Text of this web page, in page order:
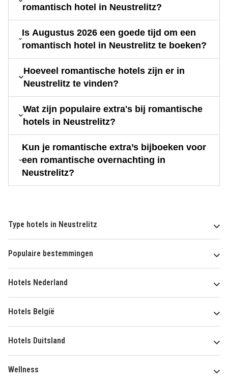
romantisch hotel in Neustrelitz?
Is Augustus 2026 een goede tijd om een
romantisch hotel in Neustrelitz te boeken?
Hoeveel romantische hotels zijn er in
Neustrelitz te vinden?
Wat zijn populaire extra's bij romantische
hotels in Neustrelitz?
Kun je romantische extra’s bijboeken voor
een romantische overnachting in
Neustrelitz?
Type hotels in Neustrelitz
Populaire bestemmingen
Hotels Nederland
Hotels België
Hotels Duitsland
Wellness